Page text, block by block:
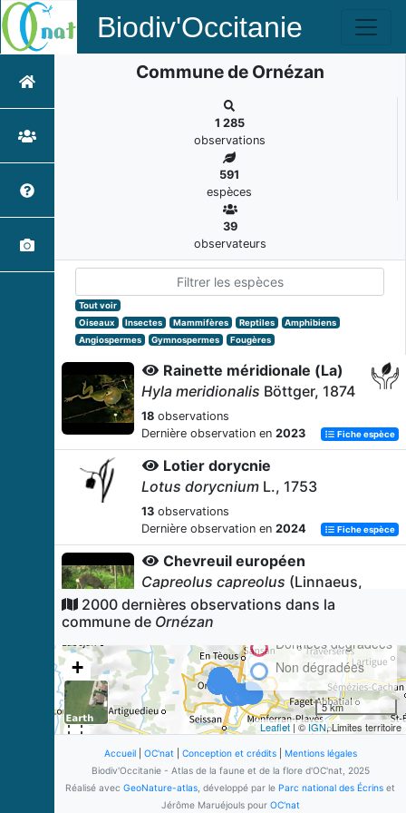
Biodiv'Occitanie
Commune de Ornézan
1 285
observations
591
espèces
39
observateurs
Tout voir
Oiseaux
Insectes Mammifères Reptiles
Amphibiens
Angiospermes
Gymnospermes Fougères
Rainette méridionale (La)
Hyla meridionalis Böttger, 1874
18 observations
Dernière observation en 2023 Fiche espèce
Lotier dorycnie
Lotus dorycnium L., 1753
13 observations
Dernière observation en 2024 Fiche espèce
Chevreuil européen
Capreolus capreolus (Linnaeus,
1758)
12 observations
Genêt scorpion
Genista scorpius(L.) DC., 1805
11observations
Dernière observation en2025 Fiche espèce
Orme mineur
Ulmus minorMill., 1768
2000 dernières observations dans la
commune de Ornézan
+
Données dégradées
Non dégradées
5 km
Leaflet| ©IGN, Limites territoire
Accueil| OC'nat| Conception et crédits| Mentions légales
Biodiv'Occitanie - Atlas de la faune et de la flore d'OC'nat, 2025
Réalisé avec GeoNature-atlas , développé par le Parc national des Écrins et
Jérôme Maruéjouls pour OC'nat